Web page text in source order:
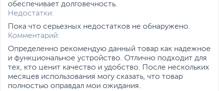
Глянцевая фотобумага
II (PP-201)
Матовая фотобумага
Matte Photo Paper (MP-
101)
Глянцевая фотобумага
обеспечивает долговечность.
Недостатки:
Пока что серьезных недостатков не обнаружено.
Комментарий:
Определенно рекомендую данный товар как надежное
и функциональное устройство. Отлично подходит для
тех, кто ценит качество и удобство. После нескольких
месяцев использования могу сказать, что товар
полностью оправдал мои ожидания.